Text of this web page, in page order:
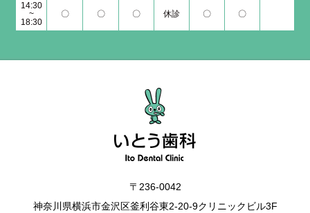
14:30
~
18:30
〇 〇 〇 休診 〇 〇
〒236-0042
神奈川県横浜市金沢区釜利谷東2-20-9クリニックビル3F